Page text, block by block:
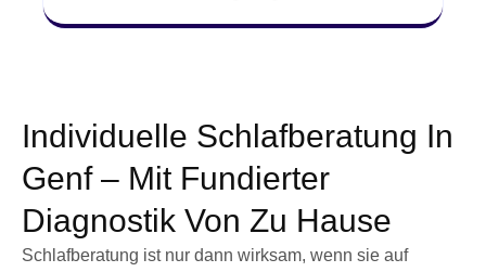
Individuelle Schlafberatung In
Genf – Mit Fundierter
Diagnostik Von Zu Hause
Schlafberatung ist nur dann wirksam, wenn sie auf